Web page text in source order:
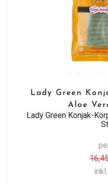
Lady Green
Aloe
Lady Green Konjak-